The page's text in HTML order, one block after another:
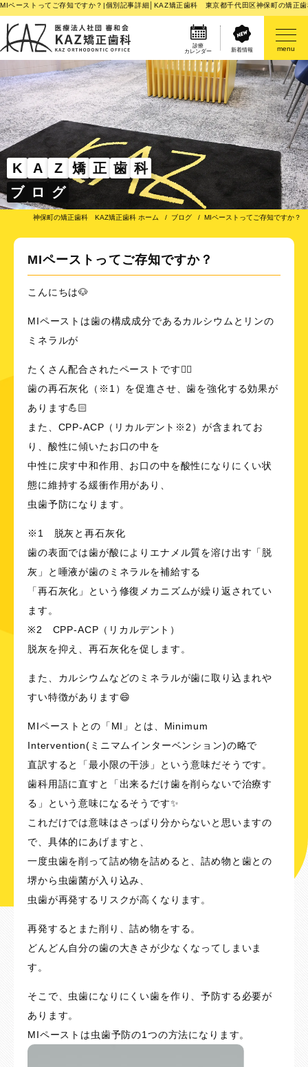
MIペーストってご存知ですか？|個別記事詳細│KAZ矯正歯科 東京都千代田区神保町の矯正
診療
カレンダー
新着情報 menu
K A Z 矯 正 歯 科
ブ ロ グ
神保町の矯正歯科 KAZ矯正歯科 ホーム ブログ MIペーストってご存知ですか？
MIペーストってご存知ですか？
こんにちは🐶
MIペーストは歯の構成成分であるカルシウムとリンの
ミネラルが
たくさん配合されたペーストです☝🏻
歯の再石灰化（※1）を促進させ、歯を強化する効果が
あります💪🏻
また、CPP-ACP（リカルデント※2）が含まれてお
り、酸性に傾いたお口の中を
中性に戻す中和作用、お口の中を酸性になりにくい状
態に維持する緩衝作用があり、
虫歯予防になります。
※1 脱灰と再石灰化
歯の表面では歯が酸によりエナメル質を溶け出す「脱
灰」と唾液が歯のミネラルを補給する
「再石灰化」という修復メカニズムが繰り返されてい
ます。
※2 CPP-ACP（リカルデント）
脱灰を抑え、再石灰化を促します。
また、カルシウムなどのミネラルが歯に取り込まれや
すい特徴があります😄
MIペーストとの「MI」とは、Minimum
Intervention(ミニマムインターベンション)の略で
直訳すると「最小限の干渉」という意味だそうです。
歯科用語に直すと「出来るだけ歯を削らないで治療す
る」という意味になるそうです✨
これだけでは意味はさっぱり分からないと思いますの
で、具体的にあげますと、
一度虫歯を削って詰め物を詰めると、詰め物と歯との
堺から虫歯菌が入り込み、
虫歯が再発するリスクが高くなります。
再発するとまた削り、詰め物をする。
どんどん自分の歯の大きさが少なくなってしまいま
す。
そこで、虫歯になりにくい歯を作り、予防する必要が
あります。
MIペーストは虫歯予防の1つの方法になります。
医院案内
矯正歯科治療のご案内
矯正装置のご紹介
その他